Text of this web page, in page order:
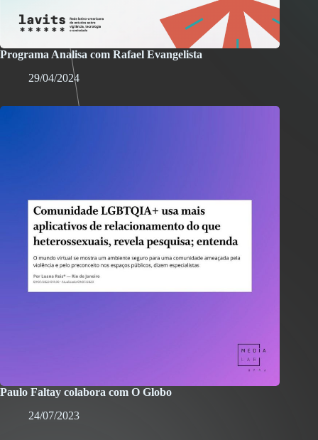
Programa Analisa com Rafael Evangelista
29/04/2024
Paulo Faltay colabora com O Globo
24/07/2023